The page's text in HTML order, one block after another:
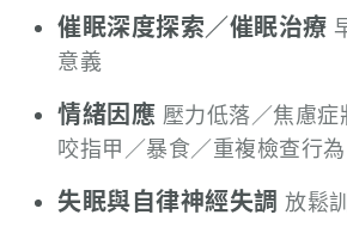
催眠深度探索／催眠治療
意義
情緒因應 壓力低落／焦慮
咬指甲／暴食／重複檢查行為
失眠與自律神經失調 放鬆